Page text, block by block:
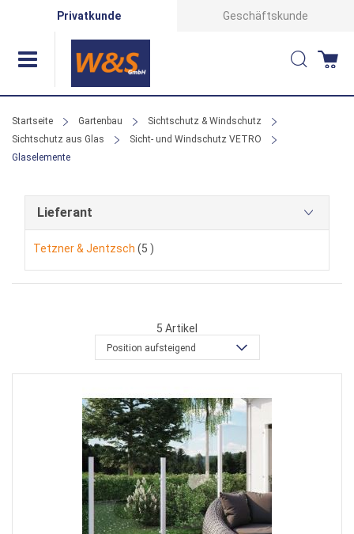
Privatkunde Geschäftskunde
Suche
Startseite Gartenbau
Sichtschutz & Windschutz
Sichtschutz aus Glas
Sicht- und Windschutz VETRO
Glaselemente
5 Artikel
Position aufsteigend
Lieferant
Tetzner & Jentzsch 5 Artikel